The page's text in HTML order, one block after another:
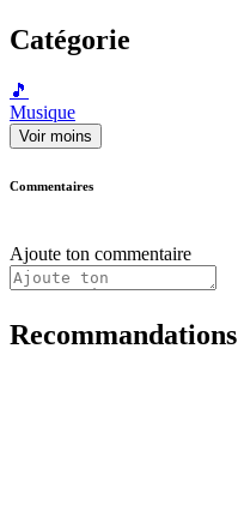
Catégorie
🎵
Musique
Voir moins
Commentaires
Ajoute ton commentaire
Recommandations